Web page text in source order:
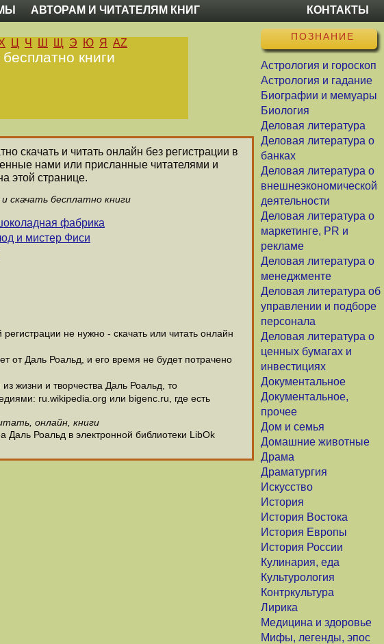
АВТОРАМ И ЧИТАТЕЛЯМ КНИГ КОНТАКТЫ
ПОЗНАНИЕ
Астрология и гороскоп
Астрология и гадание
Биографии и мемуары
Биология
Деловая литература
Деловая литература о
банках
Деловая литература о
внешнеэкономической
деятельности
Деловая литература о
маркетинге, PR и
рекламе
Деловая литература о
менеджменте
Деловая литература об
управлении и подборе
персонала
Деловая литература о
ценных бумагах и
инвестициях
Документальное
Документальное,
прочее
Дом и семья
Домашние животные
Драма
Драматургия
Искусство
История
История Востока
История Европы
История России
Кулинария, еда
Культурология
Контркультура
Лирика
Медицина и здоровье
Мифы, легенды, эпос
Ц Ч Ш Щ Э Ю Я AZ
книги
скачать и читать онлайн без регистрации в
нами или присланные читателями и
этой странице.
скачать бесплатно книги
фабрика
и мистер Фиси
не нужно - скачать или читать онлайн
от Даль Роальд, и его время не будет потрачено
жизни и творчества Даль Роальд, то
ru.wikipedia.org или bigenc.ru, где есть
онлайн, книги
Даль Роальд в электронной библиотеки LibOk